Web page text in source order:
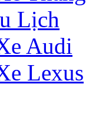
Lịch
Audi
Lexus